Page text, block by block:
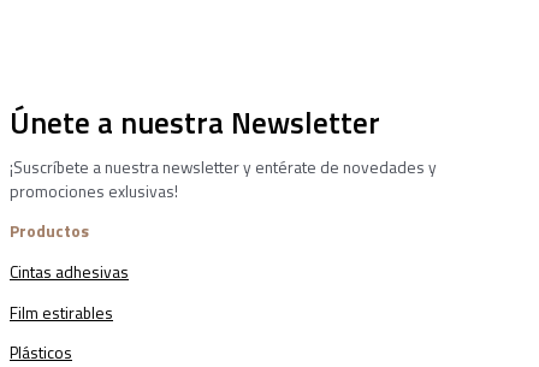
Únete a nuestra Newsletter
¡Suscríbete a nuestra newsletter y entérate de novedades y
promociones exlusivas!
Productos
Cintas adhesivas
Film estirables
Plásticos